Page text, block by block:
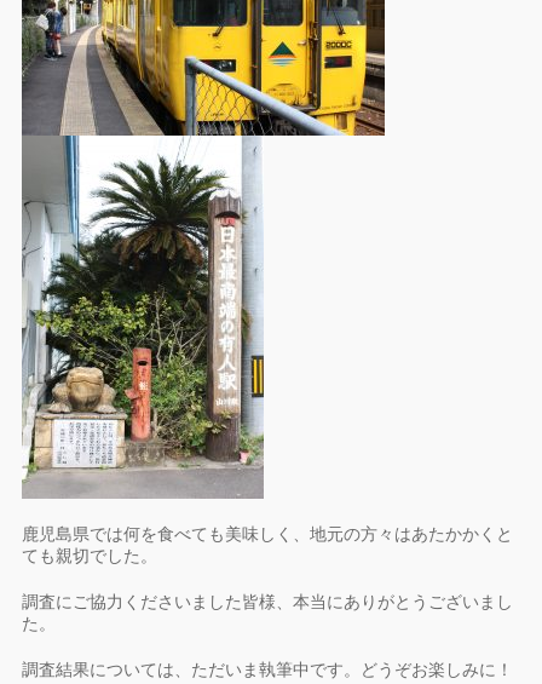
鹿児島県では何を食べても美味しく、地元の方々はあたかかくと
ても親切でした。
調査にご協力くださいました皆様、本当にありがとうございまし
た。
調査結果については、ただいま執筆中です。どうぞお楽しみに！